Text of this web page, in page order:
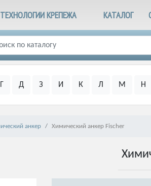
КРЕПЕЖА КАТАЛОГ
Г Д З И К Л М Н
анкер Химический анкер Fischer